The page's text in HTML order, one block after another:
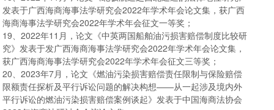
发表于广西海商海事法学研究会2022年学术年会论文集，获广西
海商海事法学研究会2022年学术年会征文一等奖；
19、2022年11月，论文《中英两国船舶油污损害赔偿制度比较研
究》发表于发广西海商海事法学研究会2022年学术年会论文集，
获广西海商海事法学研究会2022年学术年会征文三等奖；
20、2023年7月，论文《燃油污染损害赔偿责任限制与保险赔偿
限额责任探析及平行诉讼问题的解决构想——从一起涉及境内外
平行诉讼的燃油污染损害赔偿案例谈起》发表于中国海商法协会